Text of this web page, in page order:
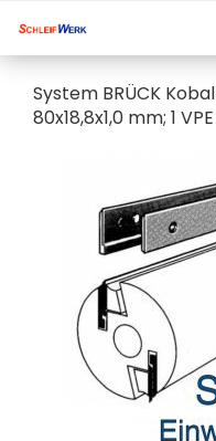
System BRÜCK
80x18,8x1,0 mm; 1